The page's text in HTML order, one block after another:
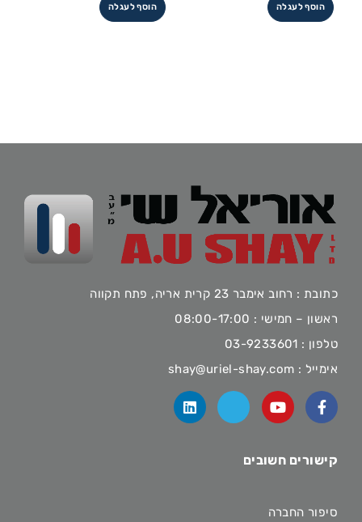
הוסף לעגלה הוסף לעגלה
כתובת : רחוב אימבר 23 קרית אריה, פתח תקווה
ראשון – חמישי : 08:00-17:00
טלפון : 03-9233601
אימייל : shay@uriel-shay.com
קישורים חשובים
סיפור החברה